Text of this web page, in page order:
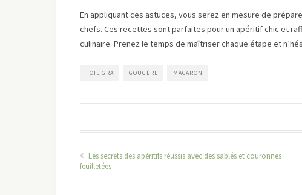
En appliquant ces astuces, vous serez en mesure de
chefs. Ces recettes sont parfaites pour un apéritif chic et
culinaire. Prenez le temps de maîtriser chaque étape et
FOIE GRA GOUGÈRE MACARON
Les secrets des apéritifs réussis avec des sablés et couronnes
feuilletées